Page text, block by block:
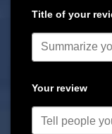
Title of your
Your review